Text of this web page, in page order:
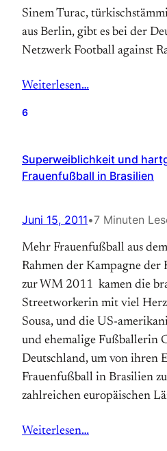
Sinem Turac,
aus Berlin, gibt es bei der
Netzwerk Football against
Weiterlesen…
6
Superweiblichkeit und
Frauenfußball in Brasilien
Juni 15, 2011•7 Minuten
Mehr Frauenfußball aus
Rahmen der Kampagne
zur WM 2011 kamen die
Streetworkerin mit viel
Sousa, und die US-
und ehemalige Fußballerin
Deutschland, um von ihren
Frauenfußball in Brasilien
zahlreichen europäischen
Weiterlesen…